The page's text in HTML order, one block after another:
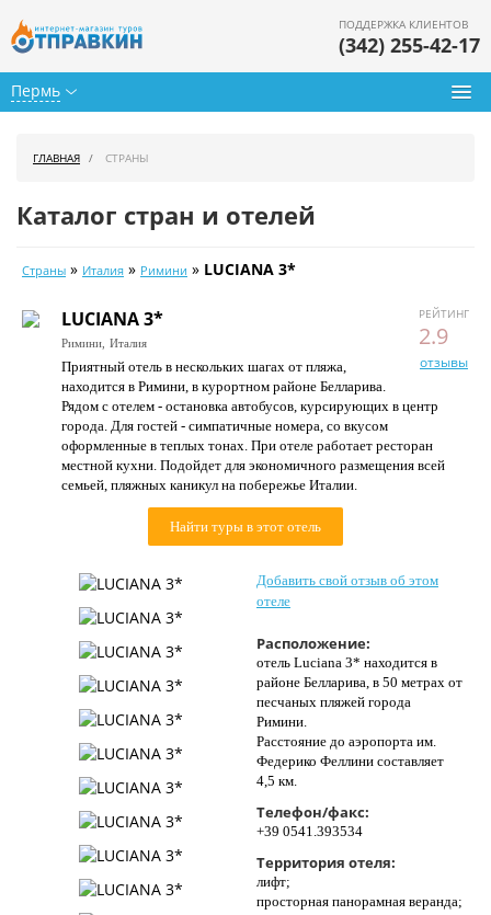
Пермь
ПОДДЕРЖКА КЛИЕНТОВ
(342) 255-42-17
Календарь туров
Цены дня
Страны
Как купить
О нас
ГЛАВНАЯ СТРАНЫ
Каталог стран и отелей
Страны » Италия » Римини » LUCIANA 3*
РЕЙТИНГ
2.9
отзывы
LUCIANA 3*
Римини, Италия
Приятный отель в нескольких шагах от пляжа,
находится в Римини, в курортном районе Белларива.
Рядом с отелем - остановка автобусов, курсирующих в центр
города. Для гостей - симпатичные номера, со вкусом
оформленные в теплых тонах. При отеле работает ресторан
местной кухни. Подойдет для экономичного размещения всей
семьей, пляжных каникул на побережье Италии.
Найти туры в этот отель
Добавить свой отзыв об этом
отеле
Расположение:
отель Luciana 3* находится в
районе Белларива, в 50 метрах от
песчаных пляжей города
Римини.
Расстояние до аэропорта им.
Федерико Феллини составляет
4,5 км.
Телефон/факс:
+39 0541.393534
Территория отеля:
лифт;
просторная панорамная веранда;